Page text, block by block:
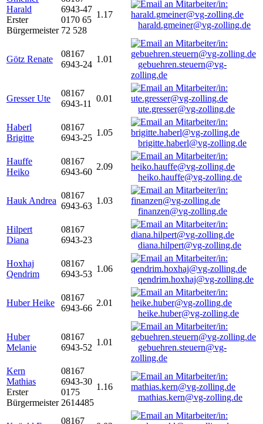
Harald
Erster
Bürgermeister
6943-47
0170 65
72 528
1.17
harald.gmeiner@vg-zolling.de
Götz Renate
08167
6943-24
1.01
gebuehren.steuern@vg-
zolling.de
Gresser Ute
08167
6943-11
0.01
ute.gresser@vg-zolling.de
Haberl
Brigitte
08167
6943-25
1.05
brigitte.haberl@vg-zolling.de
Hauffe
Heiko
08167
6943-60
2.09
heiko.hauffe@vg-zolling.de
Hauk Andrea
08167
6943-63
1.03
finanzen@vg-zolling.de
Hilpert
Diana
08167
6943-23
diana.hilpert@vg-zolling.de
Hoxhaj
Qendrim
08167
6943-53
1.06
qendrim.hoxhaj@vg-zolling.de
Huber Heike
08167
6943-66
2.01
heike.huber@vg-zolling.de
Huber
Melanie
08167
6943-52
1.01
gebuehren.steuern@vg-
zolling.de
Kern
Mathias
Erster
Bürgermeister
08167
6943-30
0175
2614485
1.16
mathias.kern@vg-zolling.de
08167